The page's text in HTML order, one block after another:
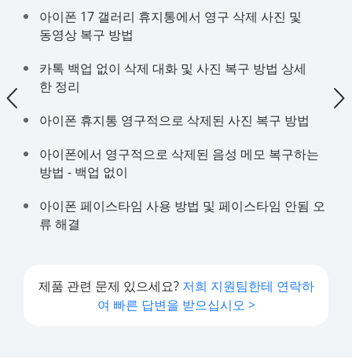
아이폰 17 갤러리 휴지통에서 영구 삭제 사진 및
동영상 복구 방법
카톡 백업 없이 삭제 대화 및 사진 복구 방법 상세
한 정리
아이폰 휴지통 영구적으로 삭제된 사진 복구 방법
아이폰에서 영구적으로 삭제된 음성 메모 복구하는
방법 - 백업 없이
아이폰 페이스타임 사용 방법 및 페이스타임 안됨 오
류 해결
제품 관련 문제 있으세요? 저희 지원팀한테 연락하
여 빠른 답변을 받으십시오 >